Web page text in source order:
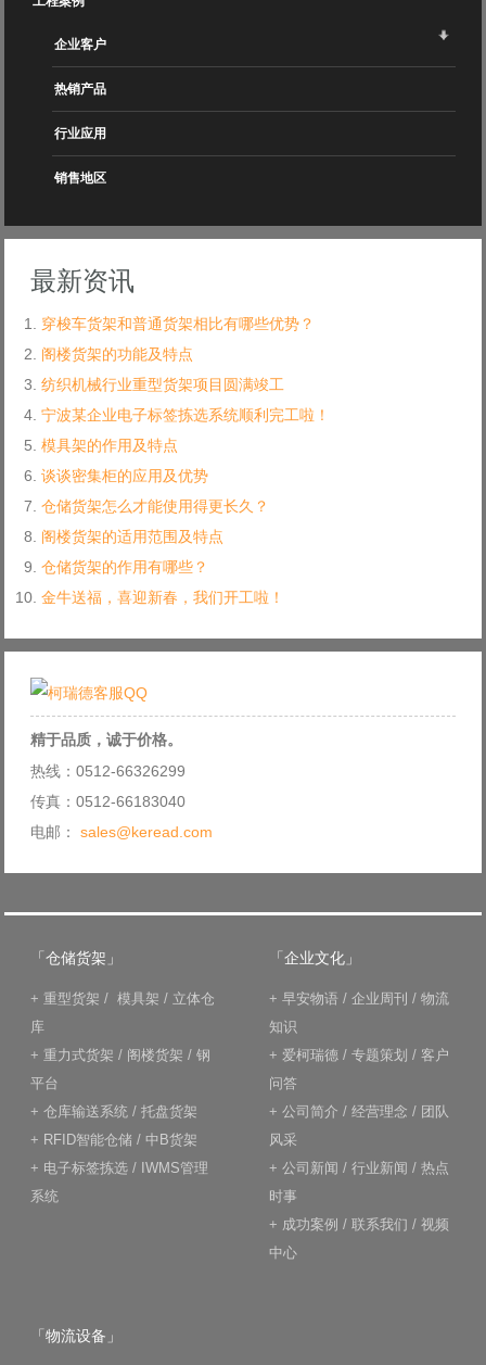
企业客户
热销产品
行业应用
销售地区
最新资讯
穿梭车货架和普通货架相比有哪些优势？
阁楼货架的功能及特点
纺织机械行业重型货架项目圆满竣工
宁波某企业电子标签拣选系统顺利完工啦！
模具架的作用及特点
谈谈密集柜的应用及优势
仓储货架怎么才能使用得更长久？
阁楼货架的适用范围及特点
仓储货架的作用有哪些？
金牛送福，喜迎新春，我们开工啦！
精于品质，诚于价格。
热线：0512-66326299
传真：0512-66183040
电邮： sales@keread.com
「仓储货架」
+ 重型货架 / 模具架 / 立体仓
库
+ 重力式货架 / 阁楼货架 / 钢
平台
+ 仓库输送系统 / 托盘货架
+ RFID智能仓储 / 中B货架
+ 电子标签拣选 / IWMS管理
系统
「企业文化」
+ 早安物语 / 企业周刊 / 物流
知识
+ 爱柯瑞德 / 专题策划 / 客户
问答
+ 公司简介 / 经营理念 / 团队
风采
+ 公司新闻 / 行业新闻 / 热点
时事
+ 成功案例 / 联系我们 / 视频
中心
「物流设备」